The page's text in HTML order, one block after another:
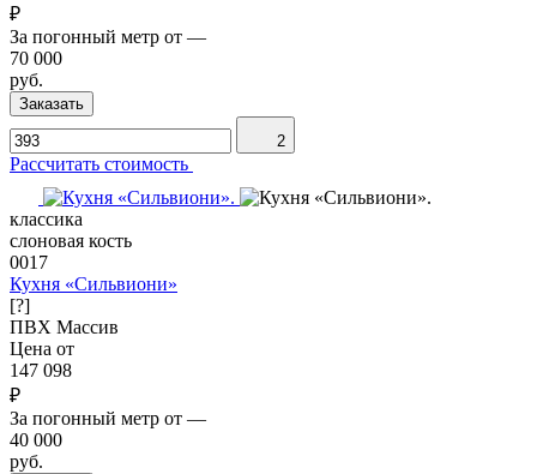
₽
За погонный метр от —
70 000
руб.
Заказать
2
Рассчитать стоимость
классика
слоновая кость
0017
Кухня «Сильвиони»
[?]
ПВХ Массив
Цена от
147 098
₽
За погонный метр от —
40 000
руб.